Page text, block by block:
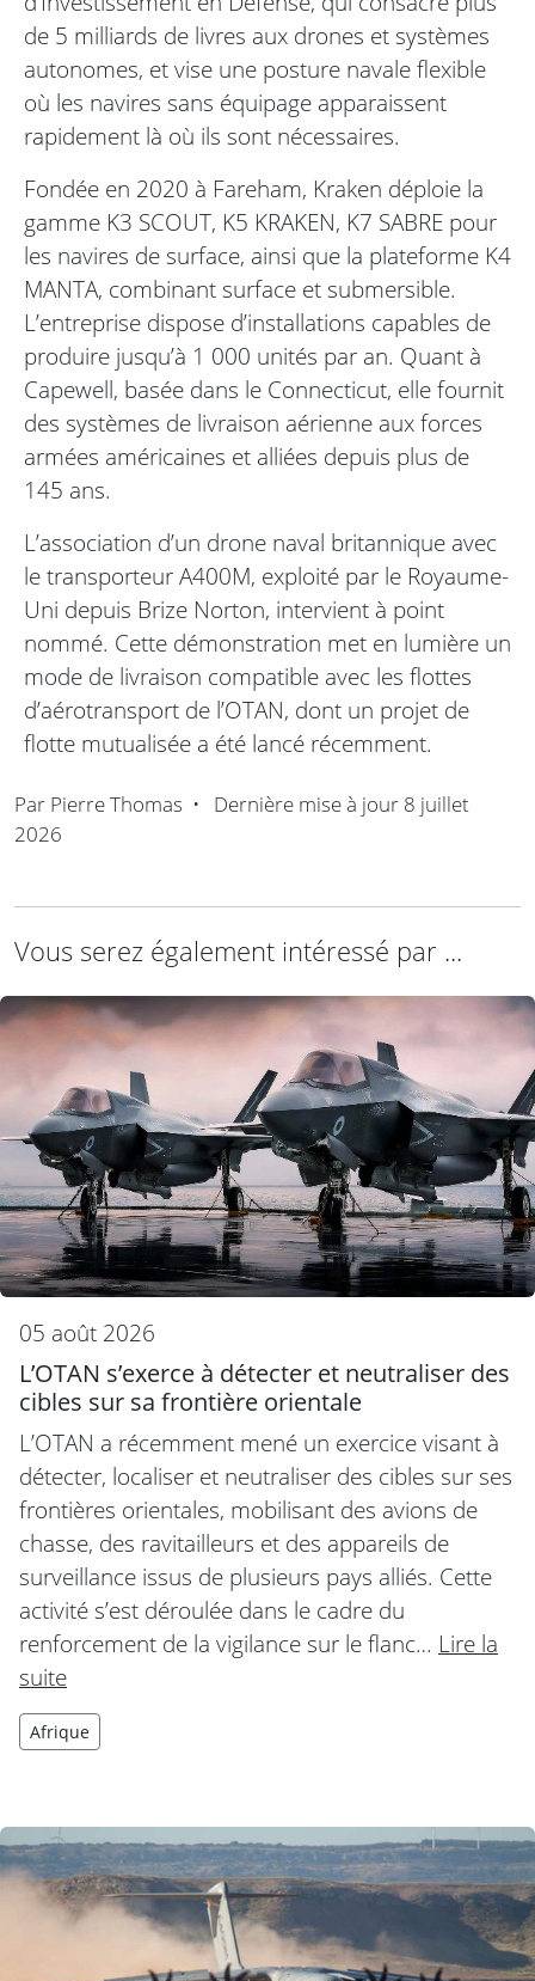
de 5 milliards de livres aux drones et systèmes
autonomes, et vise une posture navale flexible
où les navires sans équipage apparaissent
rapidement là où ils sont nécessaires.
Fondée en 2020 à Fareham, Kraken déploie la
gamme K3 SCOUT, K5 KRAKEN, K7 SABRE pour
les navires de surface, ainsi que la plateforme K4
MANTA, combinant surface et submersible.
L’entreprise dispose d’installations capables de
produire jusqu’à 1 000 unités par an. Quant à
Capewell, basée dans le Connecticut, elle fournit
des systèmes de livraison aérienne aux forces
armées américaines et alliées depuis plus de
145 ans.
L’association d’un drone naval britannique avec
le transporteur A400M, exploité par le Royaume-
Uni depuis Brize Norton, intervient à point
nommé. Cette démonstration met en lumière un
mode de livraison compatible avec les flottes
d’aérotransport de l’OTAN, dont un projet de
flotte mutualisée a été lancé récemment.
Par Pierre Thomas • Dernière mise à jour 8 juillet
2026
Vous serez également intéressé par ...
05 août 2026
L’OTAN s’exerce à détecter et neutraliser des
cibles sur sa frontière orientale
L’OTAN a récemment mené un exercice visant à
détecter, localiser et neutraliser des cibles sur ses
frontières orientales, mobilisant des avions de
chasse, des ravitailleurs et des appareils de
surveillance issus de plusieurs pays alliés. Cette
activité s’est déroulée dans le cadre du
renforcement de la vigilance sur le flanc… Lire la
suite
Afrique